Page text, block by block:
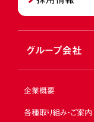
グループ会社
企業概要
各種取り組み・ご案内